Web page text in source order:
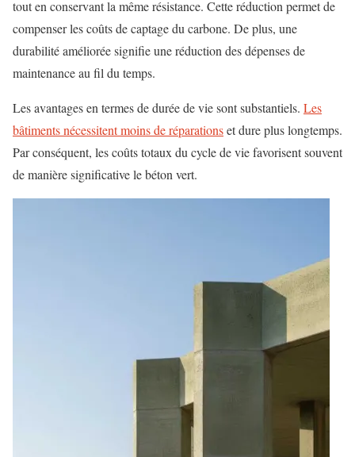
tout en conservant la même résistance. Cette réduction permet de
compenser les coûts de captage du carbone. De plus, une
durabilité améliorée signifie une réduction des dépenses de
maintenance au fil du temps.
Les avantages en termes de durée de vie sont substantiels. Les
bâtiments nécessitent moins de réparationset dure plus longtemps.
Par conséquent, les coûts totaux du cycle de vie favorisent souvent
de manière significative le béton vert.